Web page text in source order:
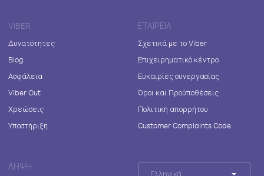
VIBER
Δυνατότητες
Blog
Ασφάλεια
Viber Out
Χρεώσεις
Υποστήριξη
ΕΤΑΙΡΕΊΑ
Σχετικά με το Viber
Επιχειρηματικό κέντρο
Ευκαιρίες συνεργασίας
Όροι και Προϋποθέσεις
Πολιτική απορρήτου
Customer Complaints Code
ΛΉΨΗ
Ελληνικά